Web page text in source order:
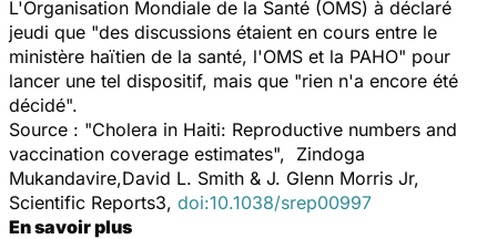
L'Organisation Mondiale de la Santé (OMS) à déclaré
jeudi que "des discussions étaient en cours entre le
ministère haïtien de la santé, l'OMS et la PAHO" pour
lancer une tel dispositif, mais que "rien n'a encore été
décidé".
Source : "Cholera in Haiti: Reproductive numbers and
vaccination coverage estimates", Zindoga
Mukandavire,David L. Smith & J. Glenn Morris Jr,
Scientific Reports3, doi:10.1038/srep00997
En savoir plus